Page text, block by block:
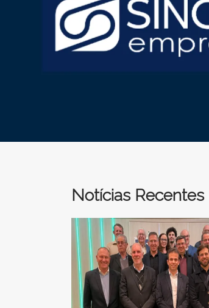
Notícias Recentes